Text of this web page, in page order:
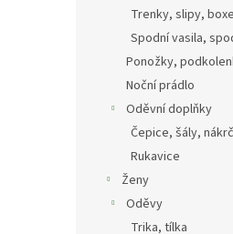
Trenky, slipy,
Spodní vasila,
Ponožky,
Noční prádlo
Oděvní doplňky
Čepice, šály,
Rukavice
Ženy
Oděvy
Trika, tílka